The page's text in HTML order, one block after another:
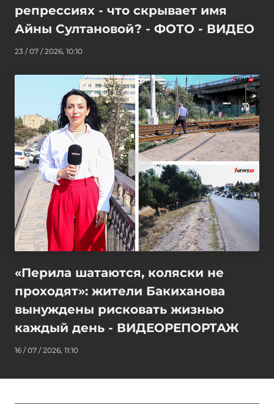
репрессиях - что скрывает имя
Айны Султановой? - ФОТО - ВИДЕО
23 / 07 / 2026, 10:10
«Перила шатаются, коляски не
проходят»: жители Бакиханова
вынуждены рисковать жизнью
каждый день - ВИДЕОРЕПОРТАЖ
16 / 07 / 2026, 11:10